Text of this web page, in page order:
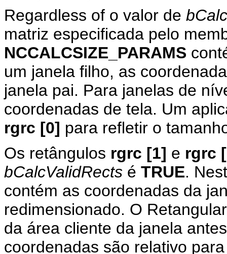
Regardless of o valor de
matriz especificada pelo
NCCALCSIZE_PARAMS
um janela filho, as
janela pai. Para janelas de
coordenadas de tela. Um
rgrc [0] para refletir o
Os retângulos rgrc [1] e rgrc
bCalcValidRects é TRUE.
contém as coordenadas da
redimensionado. O
da área cliente da janela
coordenadas são relativo